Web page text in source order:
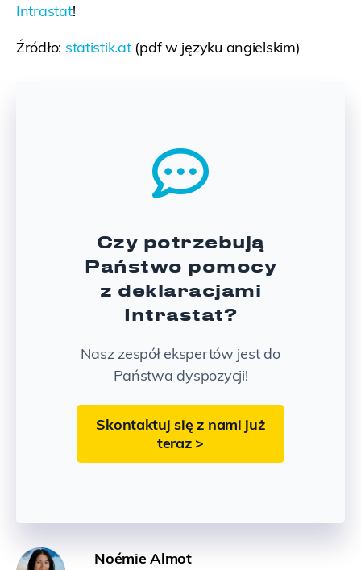
Intrastat!
Źródło: statistik.at(pdf w języku angielskim)
Czy potrzebują
Państwo pomocy
z deklaracjami
Intrastat?
Nasz zespół ekspertów jest do
Państwa dyspozycji!
Skontaktuj się z nami już
teraz >
Noémie Almot